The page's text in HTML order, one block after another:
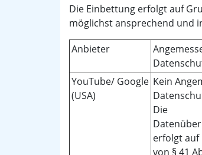
Die Einbettung erfolgt auf
möglichst ansprechend und
Anbieter
YouTube/ Google
(USA)
Kein
Die
erfolgt auf
von § 41